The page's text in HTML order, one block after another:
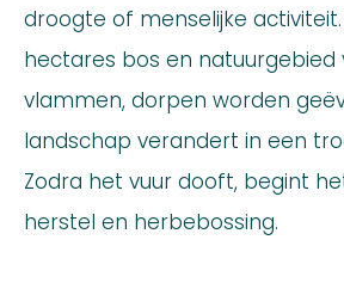
droogte of menselijke
hectares bos en natuurgebied
vlammen, dorpen worden
landschap verandert in een
Zodra het vuur dooft, begint
herstel en herbebossing.